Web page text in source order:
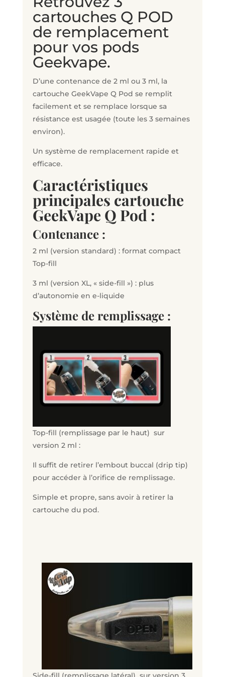
cartouches Q POD
de remplacement
pour vos pods
Geekvape.
D’une contenance de 2 ml ou 3 ml, la
cartouche GeekVape Q Pod se remplit
facilement et se remplace lorsque sa
résistance est usagée (toute les 3 semaines
environ).
Un système de remplacement rapide et
efficace.
Caractéristiques
principales cartouche
GeekVape Q Pod:
Contenance :
2 ml (version standard) : format compact
Top-fill
3 ml (version XL, « side-fill ») : plus
d’autonomie en e-liquide
Système de remplissage :
Top-fill (remplissage par le haut) sur
version 2 ml :
Il suffit de retirer l’embout buccal (drip tip)
pour accéder à l’orifice de remplissage.
Simple et propre, sans avoir à retirer la
cartouche du pod.